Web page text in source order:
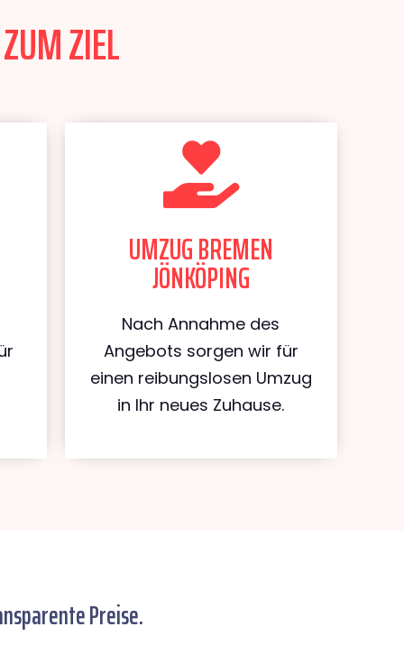
ZIEL
UMZUG BREMEN
JÖNKÖPING
Nach Annahme des
Angebots sorgen wir für
einen reibungslosen Umzug
in Ihr neues Zuhause.
Preise.